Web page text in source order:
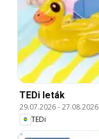
TEDi leták
29.07.2026-27.08.2026
TEDi